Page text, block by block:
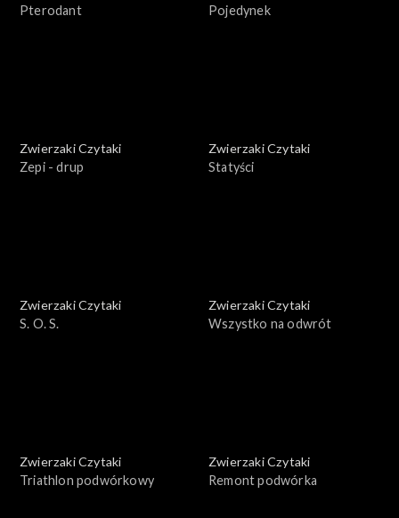
Pterodant
Pojedynek
Zwierzaki Czytaki
Zepi - drup
Zwierzaki Czytaki
Statyści
Zwierzaki Czytaki
S. O. S.
Zwierzaki Czytaki
Wszystko na odwrót
Zwierzaki Czytaki
Triathlon podwórkowy
Zwierzaki Czytaki
Remont podwórka